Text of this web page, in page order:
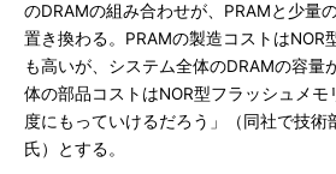
のDRAMの組み合わせが、PRAMと少量
置き換わる。PRAMの製造コストはNOR
も高いが、システム全体のDRAMの容量
体の部品コストはNOR型フラッシュメ
度にもっていけるだろう」（同社で技術
氏）とする。